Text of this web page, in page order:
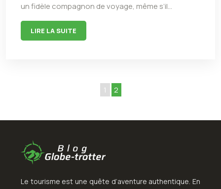
un fidèle compagnon de voyage, même s’il…
LIRE LA SUITE
1 2
Le tourisme est une quête d’aventure authentique. En